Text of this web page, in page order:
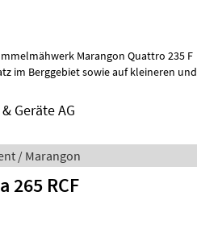
Marangon Quattro 235 F
im Berggebiet sowie auf kleineren und
Geräte AG
/ Marangon
265 RCF